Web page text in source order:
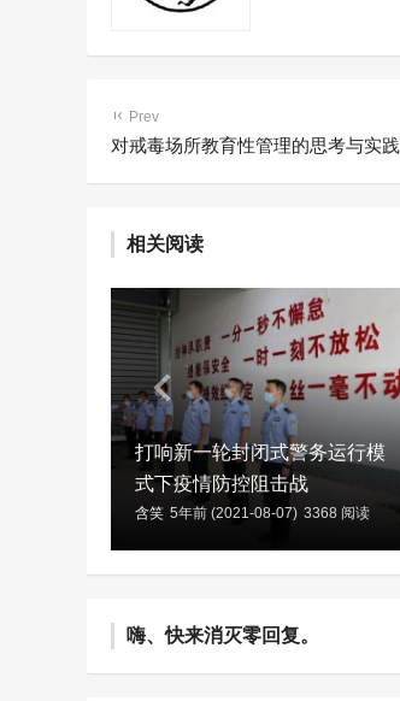
Prev
对戒毒场所教育性管理的思考与实践
相关阅读
打响新一轮封闭式警务运行模
式下疫情防控阻击战
含笑 5年前 (2021-08-07) 3368 阅读
嗨、快来消灭零回复。